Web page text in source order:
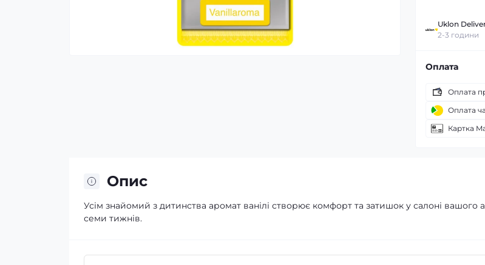
Uklon
2-3 години
Оплата
Оплата
Оплата
Картка
Опис
Усім знайомий з дитинства аромат ванілі створює комфорт та затишок у салоні вашого
семи тижнів.